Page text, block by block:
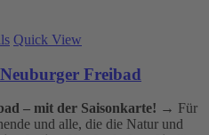
Quick View
Freibad
– mit der Saisonkarte! → Für
und alle, die die Natur und